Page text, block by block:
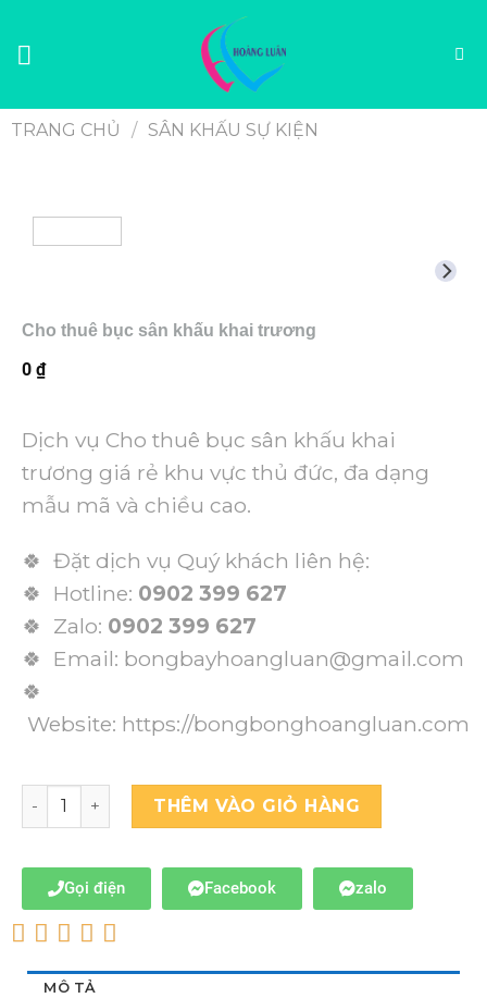
TRANG CHỦ / SÂN KHẤU SỰ KIỆN
Cho thuê bục sân khấu khai trương
0 ₫
Dịch vụ Cho thuê bục sân khấu khai
trương giá rẻ khu vực thủ đức, đa dạng
mẫu mã và chiều cao.
🍀 Đặt dịch vụ Quý khách liên hệ:
🍀 Hotline: 0902 399 627
🍀 Zalo: 0902 399 627
🍀 Email: bongbayhoangluan@gmail.com
🍀
Website: https://bongbonghoangluan.com
THÊM VÀO GIỎ HÀNG
Gọi điện Facebook zalo
MÔ TẢ